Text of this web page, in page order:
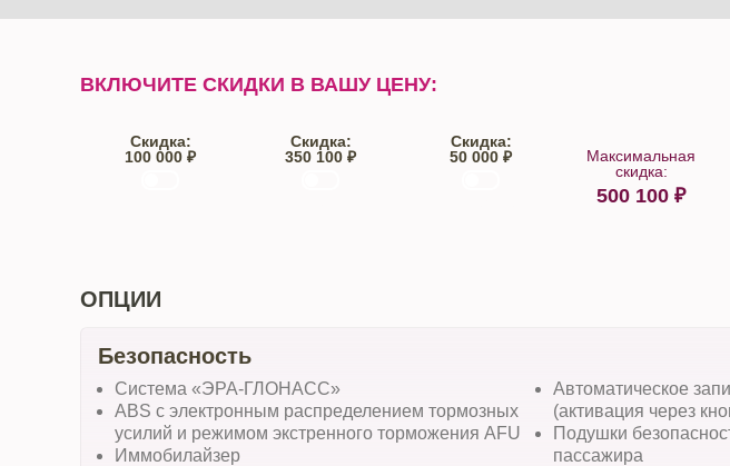
ВКЛЮЧИТЕ СКИДКИ В ВАШУ ЦЕНУ:
Скидка:
100 000 ₽
Скидка:
350 100 ₽
Скидка:
50 000 ₽
Максимальная
скидка:
500 100 ₽
ОПЦИИ
Безопасность
Система «ЭРА-ГЛОНАСС»
ABS с электронным распределением тормозных
усилий и режимом экстренного торможения AFU
Иммобилайзер
Автоматическое
(активация через
Подушки
пассажира